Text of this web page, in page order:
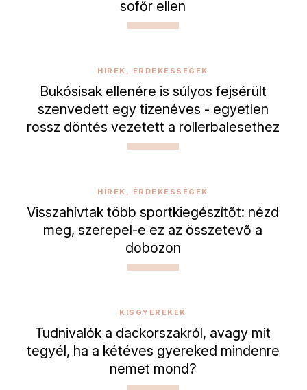
sofőr ellen
HÍREK, ÉRDEKESSÉGEK
Bukósisak ellenére is súlyos fejsérült
szenvedett egy tizenéves - egyetlen
rossz döntés vezetett a rollerbalesethez
HÍREK, ÉRDEKESSÉGEK
Visszahívtak több sportkiegészítőt: nézd
meg, szerepel-e ez az összetevő a
dobozon
KISGYEREKEK
Tudnivalók a dackorszakról, avagy mit
tegyél, ha a kétéves gyereked mindenre
nemet mond?